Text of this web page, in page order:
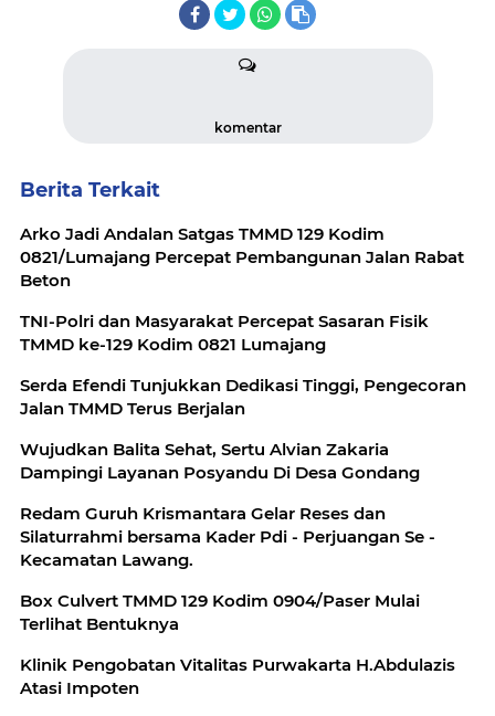
komentar
Berita Terkait
Arko Jadi Andalan Satgas TMMD 129 Kodim
0821/Lumajang Percepat Pembangunan Jalan Rabat
Beton
TNI-Polri dan Masyarakat Percepat Sasaran Fisik
TMMD ke-129 Kodim 0821 Lumajang
Serda Efendi Tunjukkan Dedikasi Tinggi, Pengecoran
Jalan TMMD Terus Berjalan
Wujudkan Balita Sehat, Sertu Alvian Zakaria
Dampingi Layanan Posyandu Di Desa Gondang
Redam Guruh Krismantara Gelar Reses dan
Silaturrahmi bersama Kader Pdi - Perjuangan Se -
Kecamatan Lawang.
Box Culvert TMMD 129 Kodim 0904/Paser Mulai
Terlihat Bentuknya
Klinik Pengobatan Vitalitas Purwakarta H.Abdulazis
Atasi Impoten